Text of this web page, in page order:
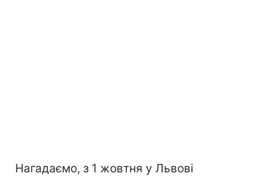
Нагадаємо, з 1 жовтня у Львові